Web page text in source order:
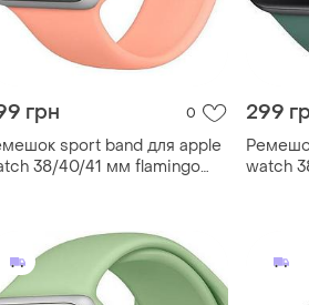
грн 0
sport band для apple
38/40/41 мм flamingo
299
watch